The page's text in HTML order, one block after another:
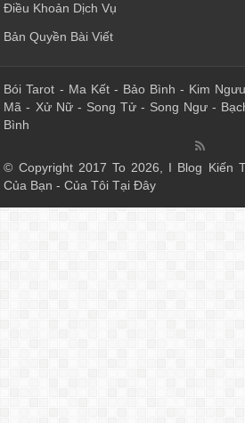
Điều Khoản Dịch Vụ
Bản Quyền Bài Viết
Bói Tarot - Ma Kết- Bảo Bình - Kim Ngưu
Mã - Xử Nữ- Song Tử- Song Ngư-
Bình
© Copyright 2017 To 2026, I Blog Kiến
Của Bạn - Của Tôi Tại Đây